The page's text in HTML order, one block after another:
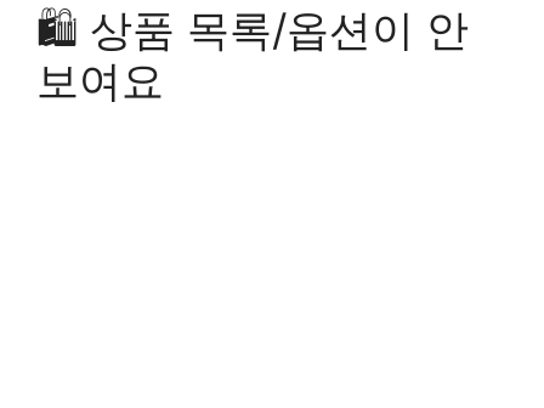
🛍️ 상품 목록/옵션이 안
보여요